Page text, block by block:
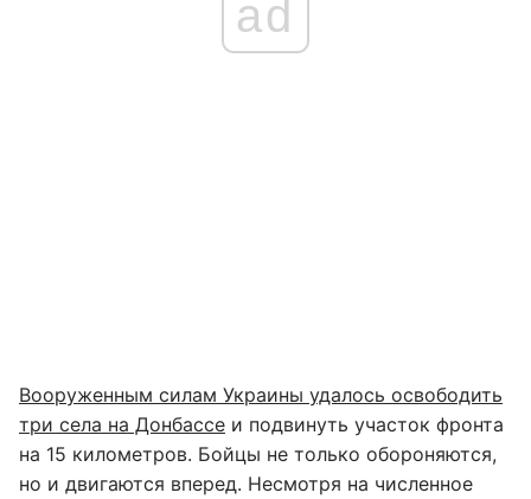
ad
Вооруженным силам Украины удалось освободить
три села на Донбассе и подвинуть участок фронта
на 15 километров. Бойцы не только обороняются,
но и двигаются вперед. Несмотря на численное